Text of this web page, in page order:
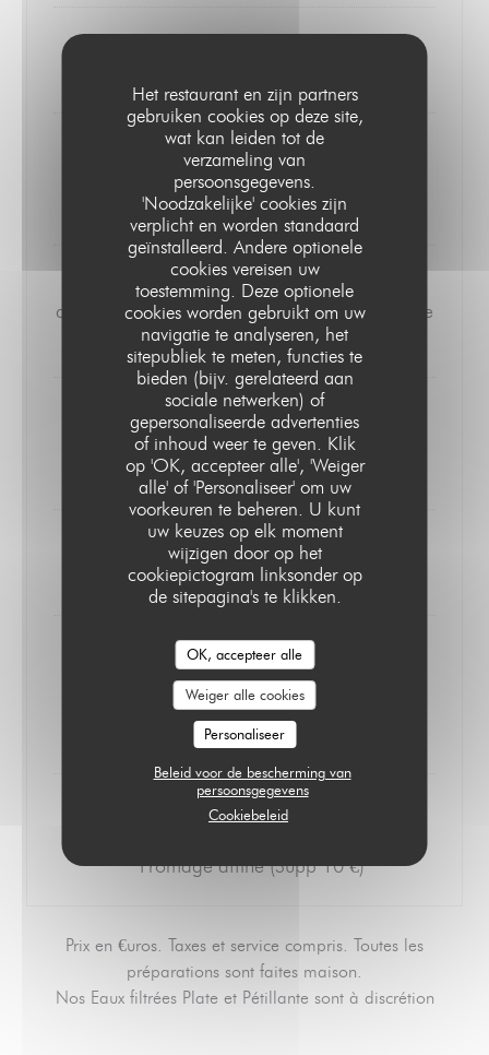
Het restaurant en zijn partners
gebruiken cookies op deze site,
wat kan leiden tot de
verzameling van
persoonsgegevens.
'Noodzakelijke' cookies zijn
verplicht en worden standaard
geïnstalleerd. Andere optionele
cookies vereisen uw
toestemming. Deze optionele
cookies worden gebruikt om uw
navigatie te analyseren, het
sitepubliek te meten, functies te
bieden (bijv. gerelateerd aan
sociale netwerken) of
gepersonaliseerde advertenties
of inhoud weer te geven. Klik
op 'OK, accepteer alle', 'Weiger
alle' of 'Personaliseer' om uw
voorkeuren te beheren. U kunt
uw keuzes op elk moment
wijzigen door op het
cookiepictogram linksonder op
de sitepagina's te klikken.
OK, accepteer alle
Weiger alle cookies
Personaliseer
Beleid voor de bescherming van
persoonsgegevens
Cookiebeleid
III- Poisson du Moment, spaghetti de
Courgette, crème de Courgette aux épices,
Aneth et Chorizo
IV - Epaule d'Agneau confite, jus vert, crème
de Pois Chiche au sésame, Yaourt à la Menthe
et salade tiède de Poivron Rouge
- Filet de BoeufDE RACE, risotto au Riz Rouge
de Camargue, Aubergine fumée, jus concentré
au Vin Rouge..SUPP. 4€
***
V - Noisette & Chocolat
- Pavlova Abricot & Lavande
* Fromage affiné (Supp 10 €)
Prix en €uros. Taxes et service compris. Toutes les
préparations sont faites maison.
Nos Eaux filtrées Plate et Pétillante sont à discrétion